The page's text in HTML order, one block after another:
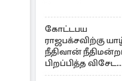
கோட்டபய
ராஜபக்சவிற்கு
நீதிவான்
பிறப்பித்த விசேட
உத்தரவு!